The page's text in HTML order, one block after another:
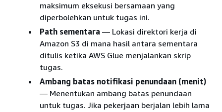
maksimum eksekusi bersamaan yang
diperbolehkan untuk tugas ini.
Path sementara — Lokasi direktori kerja di
Amazon S3 di mana hasil antara sementara
ditulis ketika AWS Glue menjalankan skrip
tugas.
Ambang batas notifikasi penundaan (menit)
— Menentukan ambang batas penundaan
untuk tugas. Jika pekerjaan berjalan lebih lama